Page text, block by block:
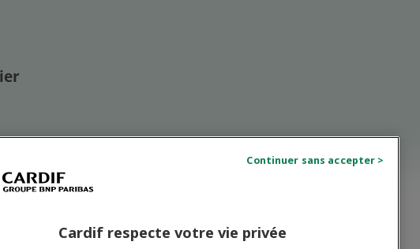
Cardif respecte votre vie privée